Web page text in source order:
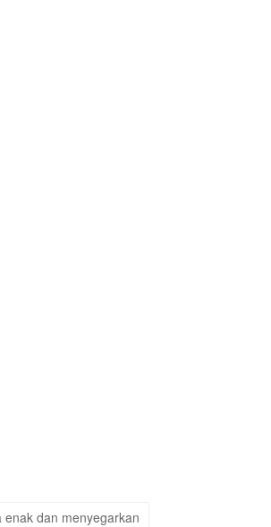
enak dan menyegarkan